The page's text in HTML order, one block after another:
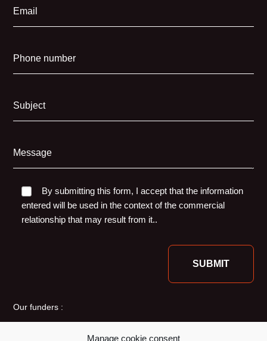
Manage cookie consent
Email
Phone number
Subject
Message
By submitting this form, I accept that the information
entered will be used in the context of the commercial
relationship that may result from it..
Our funders :